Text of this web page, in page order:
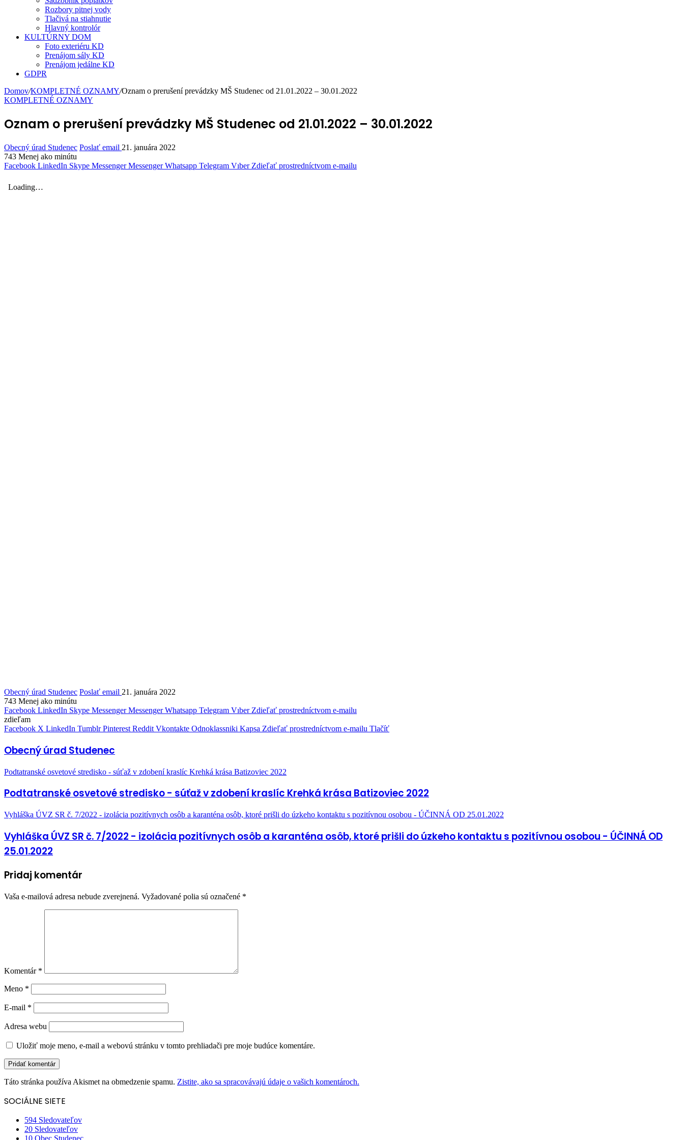
Rozbory pitnej vody
Tlačivá na stiahnutie
Hlavný kontrolór
KULTÚRNY DOM
Foto exteriéru KD
Prenájom sály KD
Prenájom jedálne KD
GDPR
Domov/KOMPLETNÉ OZNAMY/Oznam o prerušení prevádzky MŠ Studenec od 21.01.2022 – 30.01.2022
KOMPLETNÉ OZNAMY
Oznam o prerušení prevádzky MŠ Studenec od 21.01.2022 – 30.01.2022
Obecný úrad Studenec Poslať email 21. januára 2022
743 Menej ako minútu
Facebook LinkedIn Skype Messenger Messenger Whatsapp Telegram Vıber Zdieľať prostredníctvom e-mailu
Obecný úrad Studenec Poslať email 21. januára 2022
743 Menej ako minútu
Facebook LinkedIn Skype Messenger Messenger Whatsapp Telegram Vıber Zdieľať prostredníctvom e-mailu
zdieľam
Facebook X LinkedIn Tumblr Pinterest Reddit Vkontakte Odnoklassniki Kapsa Zdieľať prostredníctvom e-mailu Tlačíť
Obecný úrad Studenec
Podtatranské osvetové stredisko - súťaž v zdobení kraslíc Krehká krása Batizoviec 2022
Podtatranské osvetové stredisko - súťaž v zdobení kraslíc Krehká krása Batizoviec 2022
Vyhláška ÚVZ SR č. 7/2022 - izolácia pozitívnych osôb a karanténa osôb, ktoré prišli do úzkeho kontaktu s pozitívnou osobou - ÚČINNÁ OD 25.01.2022
Vyhláška ÚVZ SR č. 7/2022 - izolácia pozitívnych osôb a karanténa osôb, ktoré prišli do úzkeho kontaktu s pozitívnou osobou - ÚČINNÁ OD
25.01.2022
Pridaj komentár
Vaša e-mailová adresa nebude zverejnená. Vyžadované polia sú označené *
Komentár *
Meno *
E-mail *
Adresa webu
Uložiť moje meno, e-mail a webovú stránku v tomto prehliadači pre moje budúce komentáre.
Táto stránka používa Akismet na obmedzenie spamu. Zistite, ako sa spracovávajú údaje o vašich komentároch.
SOCIÁLNE SIETE
594 Sledovateľov
20 Sledovateľov